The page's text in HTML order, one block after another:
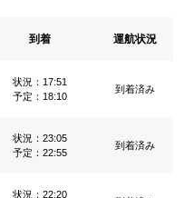
到着 運航状況
状況：17:51
予定：18:10
到着済み
状況：23:05
予定：22:55
到着済み
状況：22:20